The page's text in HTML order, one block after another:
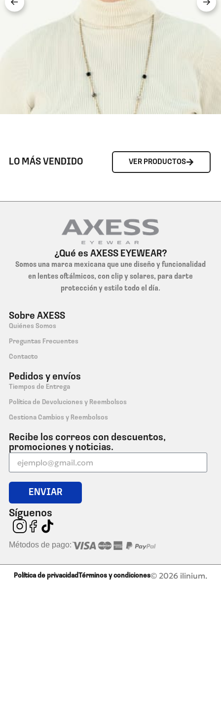
LO MÁS VENDIDO VER PRODUCTOS
¿Qué es AXESS EYEWEAR?
Somos una marca mexicana que une diseño y funcionalidad
en lentes oftálmicos, con clip y solares, para darte
protección y estilo todo el día.
Sobre AXESS
Quiénes Somos
Preguntas Frecuentes
Contacto
Pedidos y envíos
Tiempos de Entrega
Política de Devoluciones y Reembolsos
Gestiona Cambios y Reembolsos
Recibe los correos con descuentos,
promociones y noticias.
ENVIAR
Síguenos
Métodos de pago:
© 2026 ilinium.
Política de privacidadTérminos y condiciones